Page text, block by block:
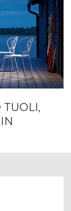
TUOLI,